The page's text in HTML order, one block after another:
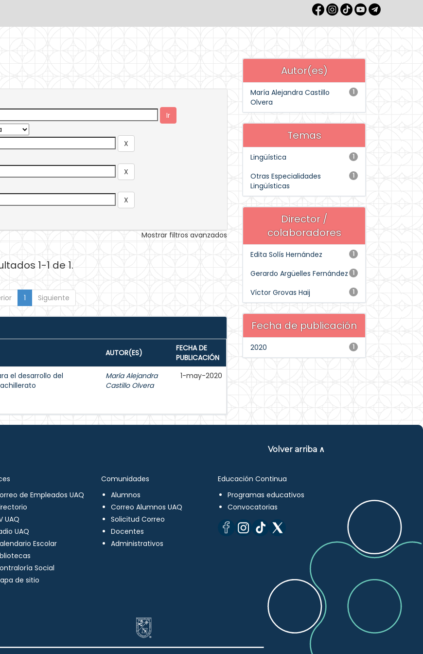
Mostrar filtros avanzados
1-1 de 1.
1 Siguiente
AUTOR(ES)
FECHA DE
PUBLICACIÓN
el desarrollo del
María Alejandra
Castillo Olvera
1-may-2020
Autor(es)
1
María Alejandra Castillo
Olvera
Temas
1
Lingüística
1
Otras Especialidades
Lingüísticas
Director /
colaboradores
1
Edita Solís Hernández
1
Gerardo Argüelles Fernández
1
Víctor Grovas Haij
Fecha de publicación
1
2020
Volver arriba ∧
de Empleados UAQ
UAQ
UAQ
Escolar
Social
de sitio
Comunidades
Alumnos
Correo Alumnos UAQ
Solicitud Correo
Docentes
Administrativos
Educación Continua
Programas educativos
Convocatorias